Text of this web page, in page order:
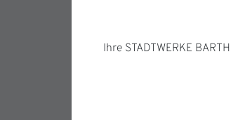
Ihre STADTWERKE BARTH